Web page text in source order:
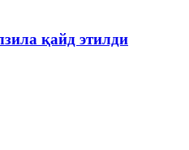
қайд этилди